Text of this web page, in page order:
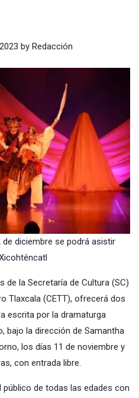
by Redacción
diciembre se podrá asistir
de la Secretaría de Cultura (SC)
Tlaxcala (CETT), ofrecerá dos
escrita por la dramaturga
bajo la dirección de Samantha
los días 11 de noviembre y
con entrada libre.
de todas las edades con